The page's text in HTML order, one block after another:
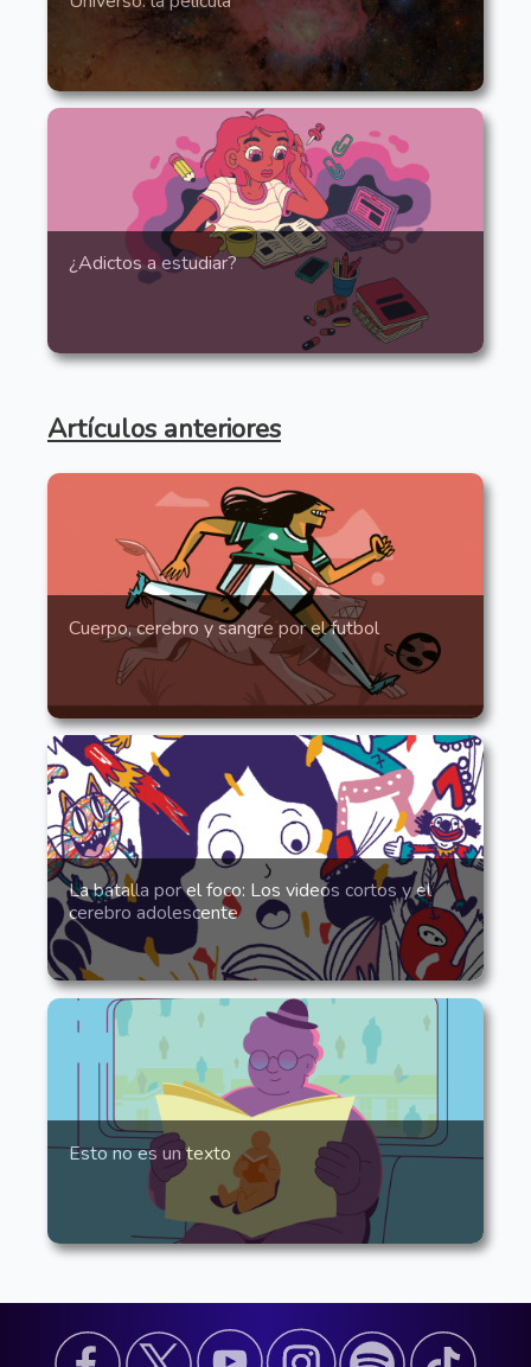
¿Adictos a estudiar?
Artículos anteriores
Cuerpo, cerebro y sangre por el futbol
La batalla por el foco: Los videos cortos y el
cerebro adolescente
Esto no es un texto